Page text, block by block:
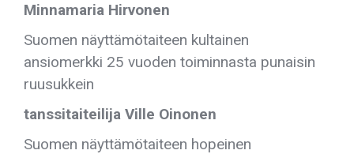
Minnamaria Hirvonen
Suomen näyttämötaiteen kultainen
ansiomerkki 25 vuoden toiminnasta punaisin
ruusukkein
tanssitaiteilija Ville Oinonen
Suomen näyttämötaiteen hopeinen